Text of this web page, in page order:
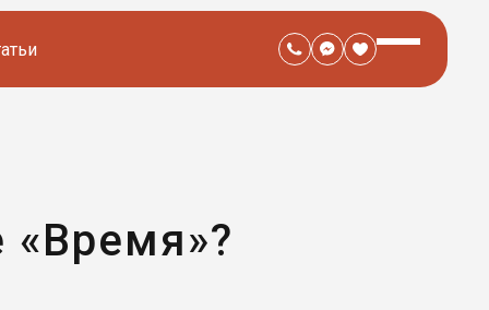
«Время»?